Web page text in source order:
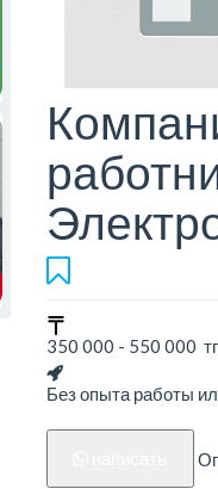
350 000 - 550 000
Без опыта работы